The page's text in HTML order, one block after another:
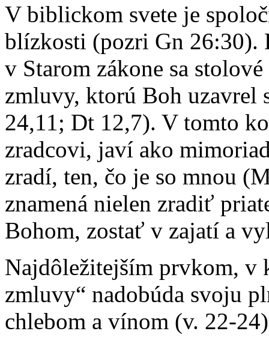
V biblickom svete je
blízkosti (pozri Gn 26:30).
v Starom zákone sa
zmluvy, ktorú Boh
24,11; Dt 12,7). V tomto
zradcovi, javí ako
zradí, ten, čo je so mnou
znamená nielen zradiť
Bohom, zostať v zajatí a
Najdôležitejším prvkom,
zmluvy“ nadobúda svoju
chlebom a vínom (v. 22-